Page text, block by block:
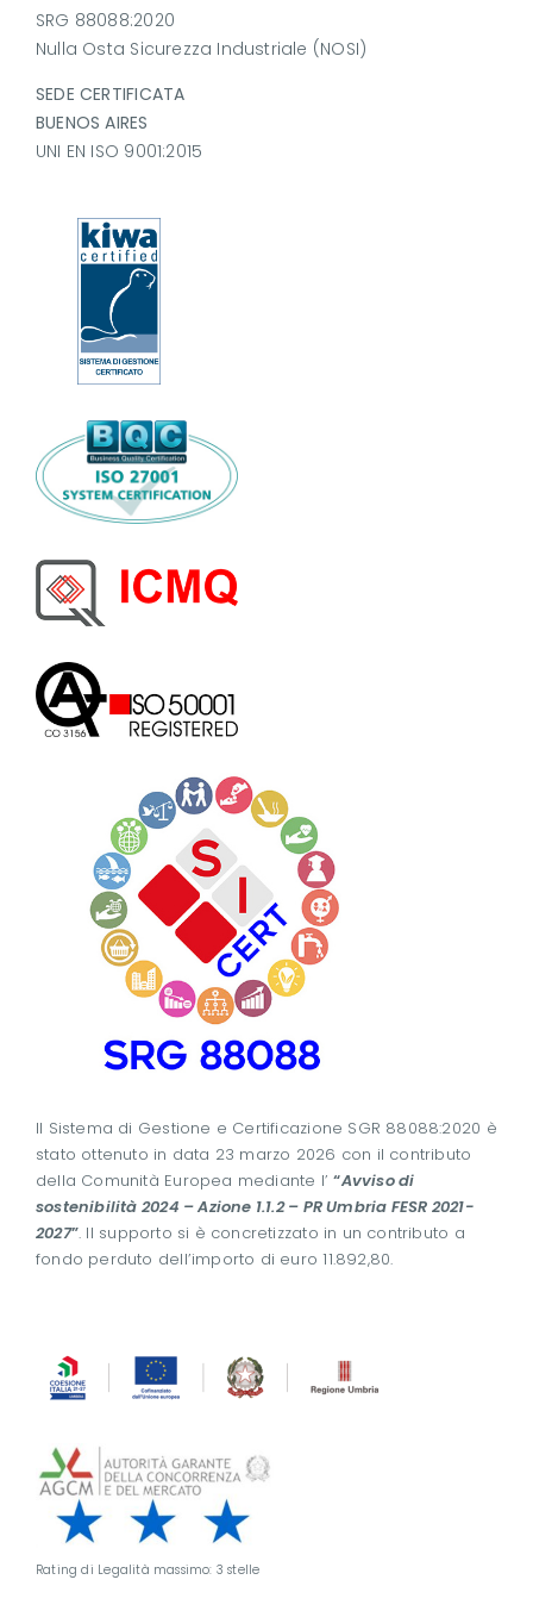
SRG 88088:2020
Nulla Osta Sicurezza Industriale (NOSI)
SEDE CERTIFICATA
BUENOS AIRES
UNI EN ISO 9001:2015
Il Sistema di Gestione e Certificazione SGR 88088:2020 è
stato ottenuto in data 23 marzo 2026 con il contributo
della Comunità Europea mediante l’“Avviso di
sostenibilità 2024 – Azione 1.1.2 – PR Umbria FESR 2021-
2027”. Il supporto si è concretizzato in un contributo a
fondo perduto dell’importo di euro 11.892,80.
Rating di Legalità massimo: 3 stelle